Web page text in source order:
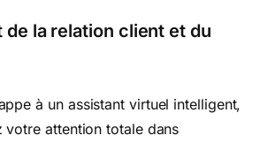
la relation client et du
à un assistant virtuel intelligent,
votre attention totale dans